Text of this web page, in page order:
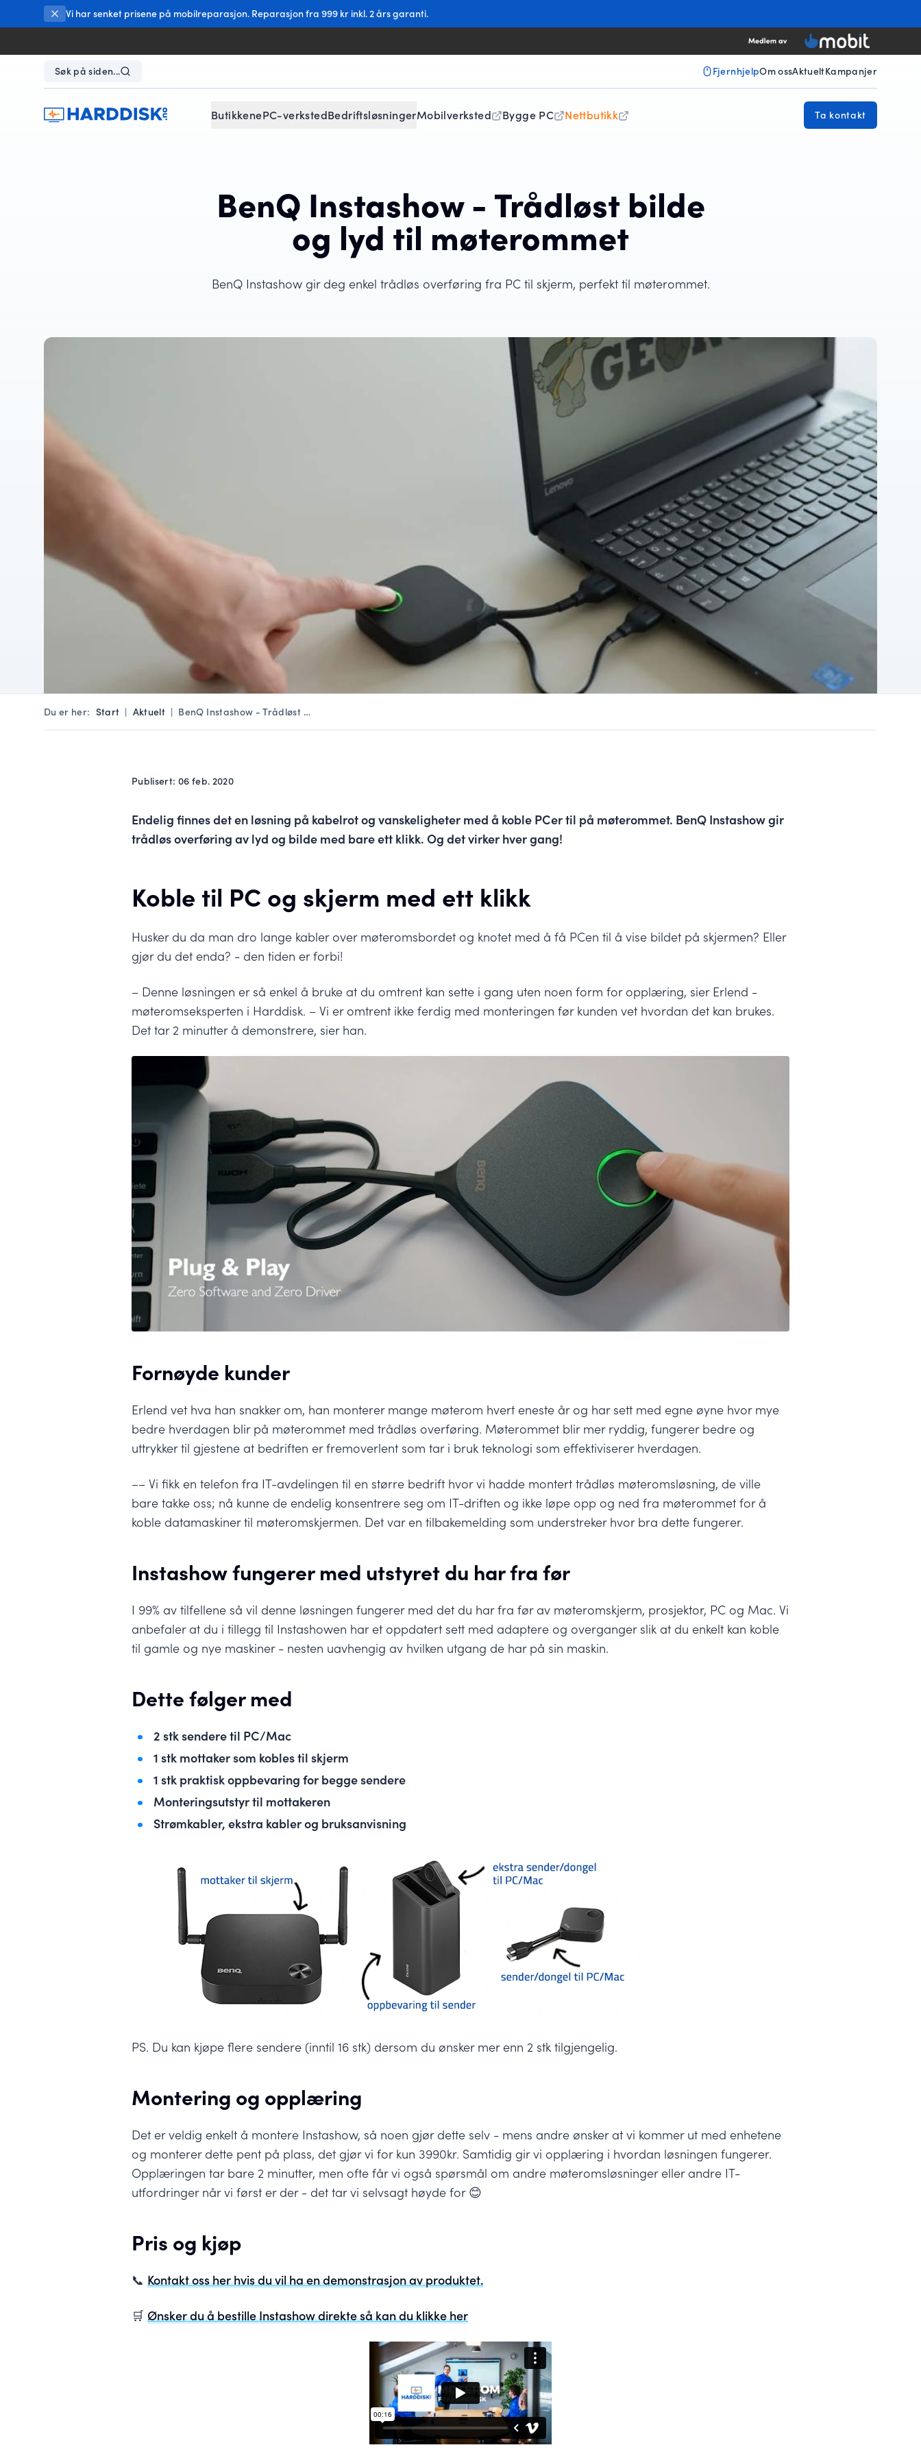
Vi har senket prisene på mobilreparasjon. Reparasjon fra 999 kr inkl. 2 års garanti.
Søk på siden... FjernhjelpOm ossAktueltKampanjer
ButikkenePC-verkstedBedriftsløsningerMobilverksted Bygge PC Nettbutikk Ta kontakt
BenQ Instashow - Trådløst bilde
og lyd til møterommet
BenQ Instashow gir deg enkel trådløs overføring fra PC til skjerm, perfekt til møterommet.
Du er her: Start | Aktuelt | BenQ Instashow - Trådløst …
Publisert: 06 feb. 2020
Endelig finnes det en løsning på kabelrot og vanskeligheter med å koble PCer til på møterommet. BenQ Instashow gir
trådløs overføring av lyd og bilde med bare ett klikk. Og det virker hver gang!
Koble til PC og skjerm med ett klikk
Husker du da man dro lange kabler over møteromsbordet og knotet med å få PCen til å vise bildet på skjermen? Eller
gjør du det enda? - den tiden er forbi!
– Denne løsningen er så enkel å bruke at du omtrent kan sette i gang uten noen form for opplæring, sier Erlend -
møteromseksperten i Harddisk. – Vi er omtrent ikke ferdig med monteringen før kunden vet hvordan det kan brukes.
Det tar 2 minutter å demonstrere, sier han.
Fornøyde kunder
Erlend vet hva han snakker om, han monterer mange møterom hvert eneste år og har sett med egne øyne hvor mye
bedre hverdagen blir på møterommet med trådløs overføring. Møterommet blir mer ryddig, fungerer bedre og
uttrykker til gjestene at bedriften er fremoverlent som tar i bruk teknologi som effektiviserer hverdagen.
–– Vi fikk en telefon fra IT-avdelingen til en større bedrift hvor vi hadde montert trådløs møteromsløsning, de ville
bare takke oss; nå kunne de endelig konsentrere seg om IT-driften og ikke løpe opp og ned fra møterommet for å
koble datamaskiner til møteromskjermen. Det var en tilbakemelding som understreker hvor bra dette fungerer.
Instashow fungerer med utstyret du har fra før
I 99% av tilfellene så vil denne løsningen fungerer med det du har fra før av møteromskjerm, prosjektor, PC og Mac. Vi
anbefaler at du i tillegg til Instashowen har et oppdatert sett med adaptere og overganger slik at du enkelt kan koble
til gamle og nye maskiner - nesten uavhengig av hvilken utgang de har på sin maskin.
Dette følger med
2 stk sendere til PC/Mac
1 stk mottaker som kobles til skjerm
1 stk praktisk oppbevaring for begge sendere
Monteringsutstyr til mottakeren
Strømkabler, ekstra kabler og bruksanvisning
PS. Du kan kjøpe flere sendere (inntil 16 stk) dersom du ønsker mer enn 2 stk tilgjengelig.
Montering og opplæring
Det er veldig enkelt å montere Instashow, så noen gjør dette selv - mens andre ønsker at vi kommer ut med enhetene
og monterer dette pent på plass, det gjør vi for kun 3990kr. Samtidig gir vi opplæring i hvordan løsningen fungerer.
Opplæringen tar bare 2 minutter, men ofte får vi også spørsmål om andre møteromsløsninger eller andre IT-
utfordringer når vi først er der - det tar vi selvsagt høyde for 😊
Pris og kjøp
📞 Kontakt oss her hvis du vil ha en demonstrasjon av produktet.
🛒 Ønsker du å bestille Instashow direkte så kan du klikke her